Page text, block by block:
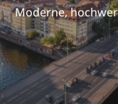
Moderne,